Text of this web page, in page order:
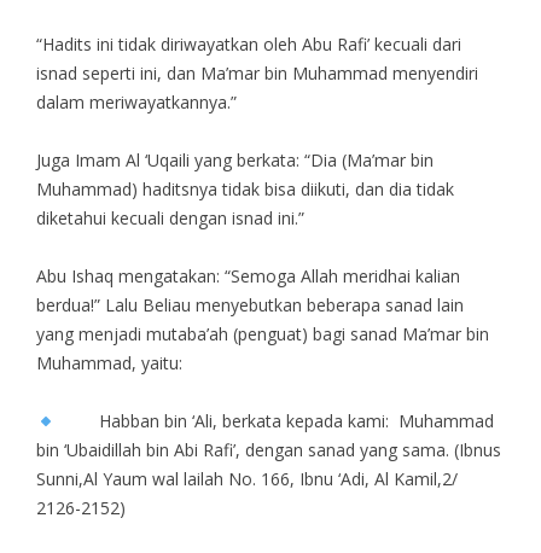
“Hadits ini tidak diriwayatkan oleh Abu Rafi’ kecuali dari
isnad seperti ini, dan Ma’mar bin Muhammad menyendiri
dalam meriwayatkannya.”
Juga Imam Al ‘Uqaili yang berkata: “Dia (Ma’mar bin
Muhammad) haditsnya tidak bisa diikuti, dan dia tidak
diketahui kecuali dengan isnad ini.”
Abu Ishaq mengatakan: “Semoga Allah meridhai kalian
berdua!” Lalu Beliau menyebutkan beberapa sanad lain
yang menjadi mutaba’ah (penguat) bagi sanad Ma’mar bin
Muhammad, yaitu:
Habban bin ‘Ali, berkata kepada kami: Muhammad
bin ‘Ubaidillah bin Abi Rafi’, dengan sanad yang sama. (Ibnus
Sunni,Al Yaum wal lailah No. 166, Ibnu ‘Adi, Al Kamil,2/
2126-2152)